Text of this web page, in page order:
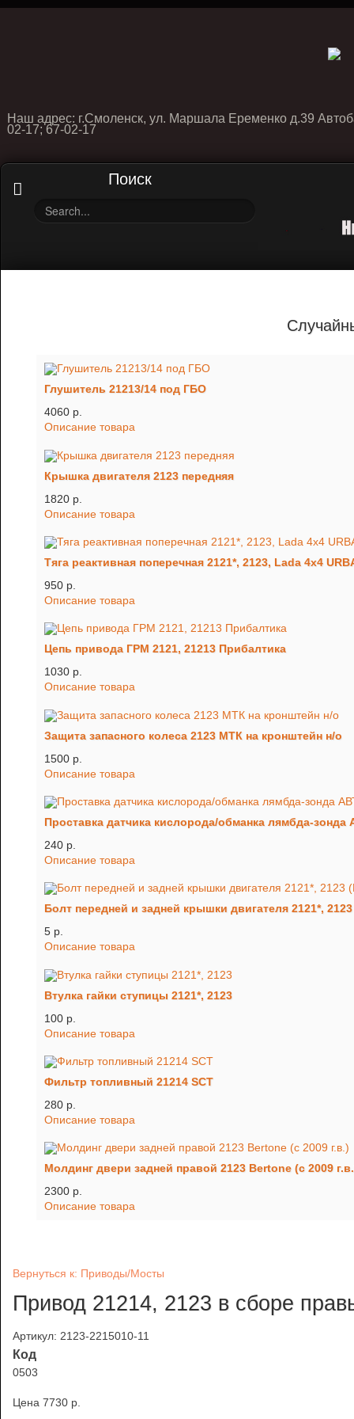
Наш адрес: г.Смоленск, ул. Маршала Еременко д.39
02-17; 67-02-17
Поиск
Глушитель 21213/14 под ГБО
4060 p.
Описание товара
Крышка двигателя 2123 передняя
1820 p.
Описание товара
Тяга реактивная поперечная 2121*, 2123, Lada 4x4
950 p.
Описание товара
Цепь привода ГРМ 2121, 21213 Прибалтика
1030 p.
Описание товара
Защита запасного колеса 2123 МТК на кронштейн н/о
1500 p.
Описание товара
Проставка датчика кислорода/обманка лямбда-
240 p.
Описание товара
Болт передней и задней крышки двигателя 2121*,
5 p.
Описание товара
Втулка гайки ступицы 2121*, 2123
100 p.
Описание товара
Фильтр топливный 21214 SCT
280 p.
Описание товара
Молдинг двери задней правой 2123 Bertone (с 2009
2300 p.
Описание товара
Вернуться к: Приводы/Мосты
Привод 21214, 2123 в сборе
Артикул: 2123-2215010-11
Код
0503
Цена 7730 p.